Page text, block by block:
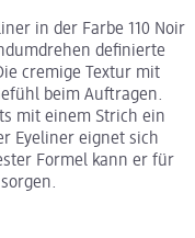
in der Farbe 110 Noir
definierte
cremige Textur mit
beim Auftragen.
mit einem Strich ein
Eyeliner eignet sich
Formel kann er für